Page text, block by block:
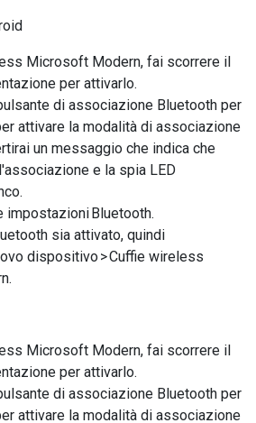
Microsoft Modern, fai scorrere il
per attivarlo.
di associazione Bluetooth per
attivare la modalità di associazione
un messaggio che indica che
e la spia LED
impostazioni Bluetooth.
sia attivato, quindi
dispositivo > Cuffie wireless
Microsoft Modern, fai scorrere il
per attivarlo.
di associazione Bluetooth per
attivare la modalità di associazione